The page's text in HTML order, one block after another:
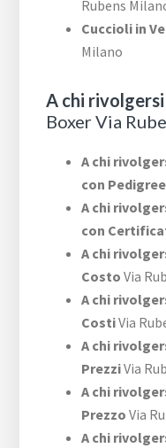
Rubens
Cuccioli in
Milano
A chi
Boxer Via
A chi
con Pedigree
A chi
con
A chi
Costo Via
A chi
CostiVia
A chi
PrezziVia
A chi
Prezzo Via
A chi